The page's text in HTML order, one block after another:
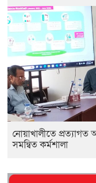
নোয়াখালীতে প্রত্যাগত
সমন্বিত কর্মশালা